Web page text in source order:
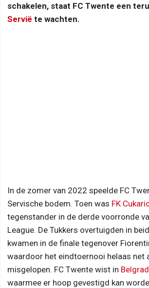
schakelen, staat FC Twente een
Servië te wachten.
In de zomer van 2022 speelde FC
Servische bodem. Toen was FK
tegenstander in de derde voorronde
League. De Tukkers overtuigden in
kwamen in de finale tegenover
waardoor het eindtoernooi helaas net
misgelopen. FC Twente wist in
waarmee er hoop gevestigd kan